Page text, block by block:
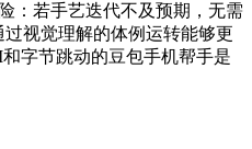
：若手艺迭代不及预期，无需
视觉理解的体例运转能够更
字节跳动的豆包手机帮手是